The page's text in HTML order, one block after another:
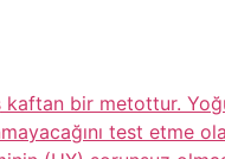
bir metottur.
test etme